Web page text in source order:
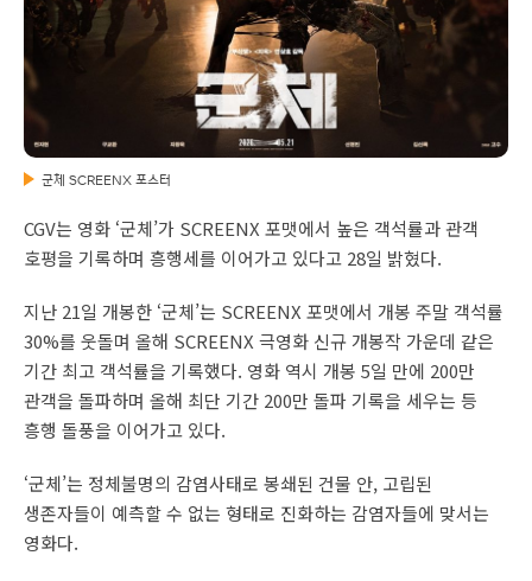
군체 SCREENX 포스터
CGV는 영화 ‘군체’가 SCREENX 포맷에서 높은 객석률과 관객
호평을 기록하며 흥행세를 이어가고 있다고 28일 밝혔다.
지난 21일 개봉한 ‘군체’는 SCREENX 포맷에서 개봉 주말 객석률
30%를 웃돌며 올해 SCREENX 극영화 신규 개봉작 가운데 같은
기간 최고 객석률을 기록했다. 영화 역시 개봉 5일 만에 200만
관객을 돌파하며 올해 최단 기간 200만 돌파 기록을 세우는 등
흥행 돌풍을 이어가고 있다.
‘군체’는 정체불명의 감염사태로 봉쇄된 건물 안, 고립된
생존자들이 예측할 수 없는 형태로 진화하는 감염자들에 맞서는
영화다.